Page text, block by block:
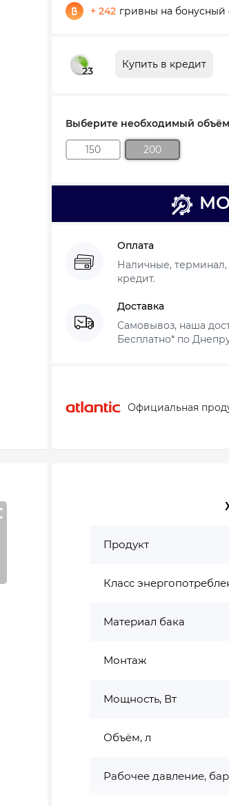
+ 242 гривны на бонусный
23
Купить в кредит
Выберите необходимый
150 200
Оплата
Наличные, терминал,
кредит.
Доставка
Самовывоз, наша
Бесплатно* по
Официальная
Продукт
Класс
Материал бака
Монтаж
Мощность, Вт
Объём, л
Рабочее давление, бар